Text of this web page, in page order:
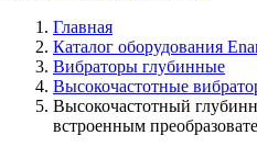
Главная
Каталог оборудования
Вибраторы глубинные
Высокочастотные
Высокочастотный
встроенным